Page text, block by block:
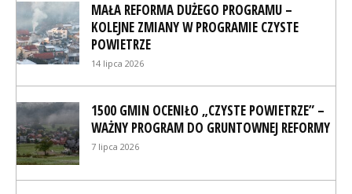
MAŁA REFORMA DUŻEGO PROGRAMU –
KOLEJNE ZMIANY W PROGRAMIE CZYSTE
POWIETRZE
14 lipca 2026
1500 GMIN OCENIŁO „CZYSTE POWIETRZE” –
WAŻNY PROGRAM DO GRUNTOWNEJ REFORMY
7 lipca 2026